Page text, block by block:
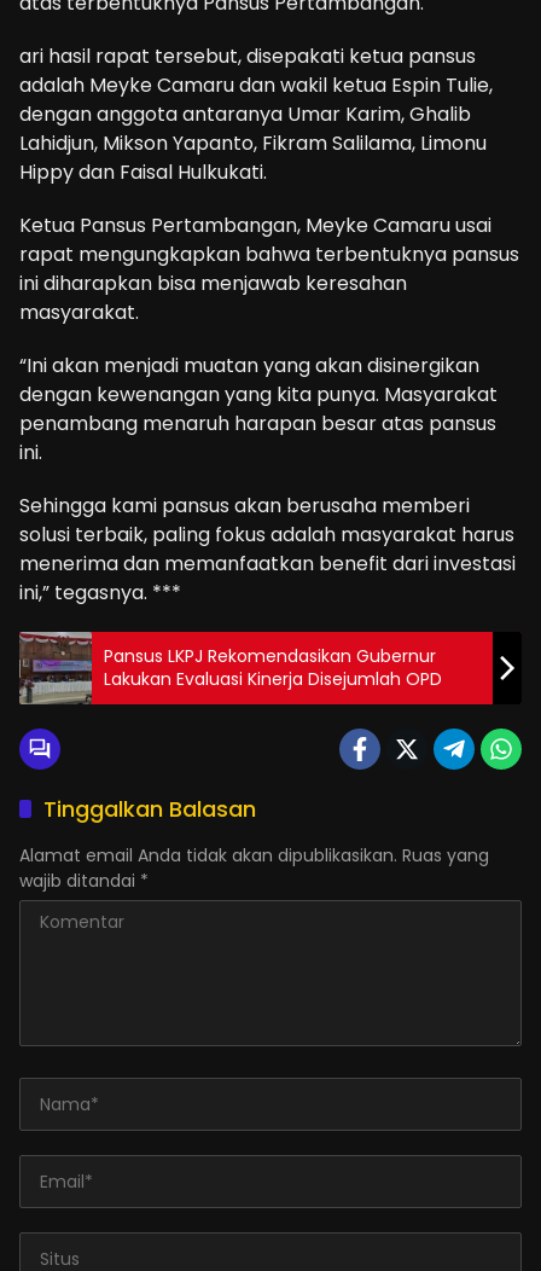
ari hasil rapat tersebut, disepakati ketua pansus
adalah Meyke Camaru dan wakil ketua Espin Tulie,
dengan anggota antaranya Umar Karim, Ghalib
Lahidjun, Mikson Yapanto, Fikram Salilama, Limonu
Hippy dan Faisal Hulkukati.
Ketua Pansus Pertambangan, Meyke Camaru usai
rapat mengungkapkan bahwa terbentuknya pansus
ini diharapkan bisa menjawab keresahan
masyarakat.
“Ini akan menjadi muatan yang akan disinergikan
dengan kewenangan yang kita punya. Masyarakat
penambang menaruh harapan besar atas pansus
ini.
Sehingga kami pansus akan berusaha memberi
solusi terbaik, paling fokus adalah masyarakat harus
menerima dan memanfaatkan benefit dari investasi
ini,” tegasnya. ***
Pansus LKPJ Rekomendasikan Gubernur
Lakukan Evaluasi Kinerja Disejumlah OPD
Tinggalkan Balasan
Alamat email Anda tidak akan dipublikasikan. Ruas yang
wajib ditandai *